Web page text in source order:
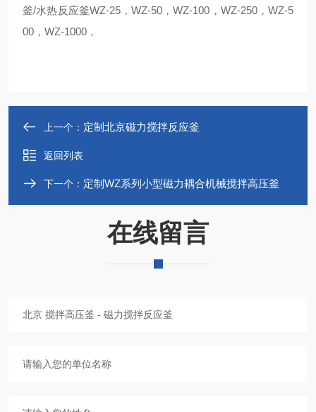
釜/水热反应釜WZ-25，WZ-50，WZ-100，WZ-250，WZ-5
00，WZ-1000，
上一个： 定制北京磁力搅拌反应釜
返回列表
下一个： 定制WZ系列小型磁力耦合机械搅拌高压釜
在线留言